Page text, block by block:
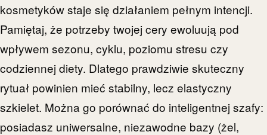
kosmetyków staje się działaniem pełnym intencji.
Pamiętaj, że potrzeby twojej cery ewoluują pod
wpływem sezonu, cyklu, poziomu stresu czy
codziennej diety. Dlatego prawdziwie skuteczny
rytuał powinien mieć stabilny, lecz elastyczny
szkielet. Można go porównać do inteligentnej szafy:
posiadasz uniwersalne, niezawodne bazy (żel,